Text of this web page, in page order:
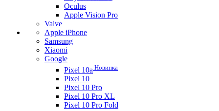
Oculus
Apple Vision Pro
Valve
Apple iPhone
Samsung
Xiaomi
Google
Pixel 10a Новинка
Pixel 10
Pixel 10 Pro
Pixel 10 Pro XL
Pixel 10 Pro Fold